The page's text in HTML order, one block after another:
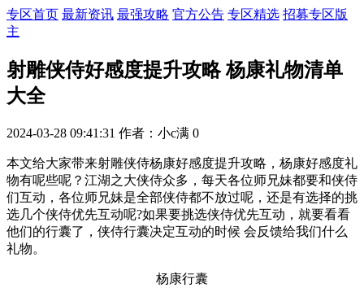
专区首页 最新资讯 最强攻略 官方公告 专区精选 招募专区版
主
射雕侠侍好感度提升攻略 杨康礼物清单
大全
2024-03-28 09:41:31 作者：小c满 0
本文给大家带来射雕侠侍杨康好感度提升攻略，杨康好感度礼
物有呢些呢？江湖之大侠侍众多，每天各位师兄妹都要和侠侍
们互动，各位师兄妹是全部侠侍都不放过呢，还是有选择的挑
选几个侠侍优先互动呢?如果要挑选侠侍优先互动，就要看看
他们的行囊了，侠侍行囊决定互动的时候 会反馈给我们什么
礼物。
杨康行囊